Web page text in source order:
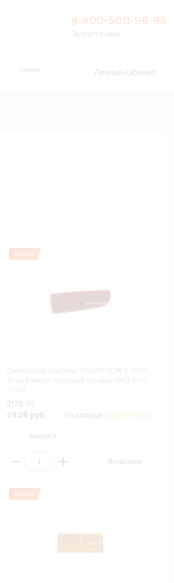
8-800-500-96-94
Звоните нам
Сумма Личный кабинет
2170-10
49.06 руб.
На складе: Достаточно
Аналоги
В корзину